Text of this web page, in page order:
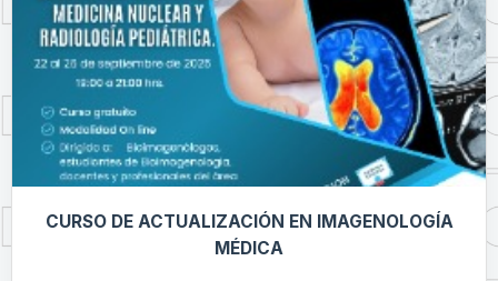
CURSO DE ACTUALIZACIÓN EN IMAGENOLOGÍA
MÉDICA